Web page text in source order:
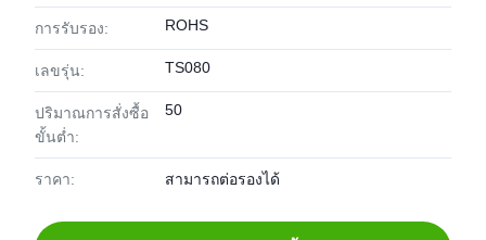
การรับรอง: ROHS
เลขรุ่น: TS080
ปริมาณการสั่งซื้อ
ขั้นต่ำ:
50
ราคา: สามารถต่อรองได้